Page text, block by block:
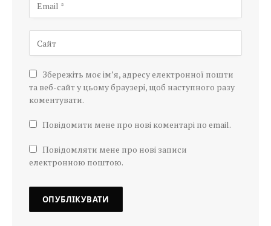
Збережіть моє ім’я, адресу електронної пошти
та веб-сайт у цьому браузері, щоб наступного разу
коментувати.
Повідомити мене про нові коментарі по email.
Повідомляти мене про нові записи
електронною поштою.